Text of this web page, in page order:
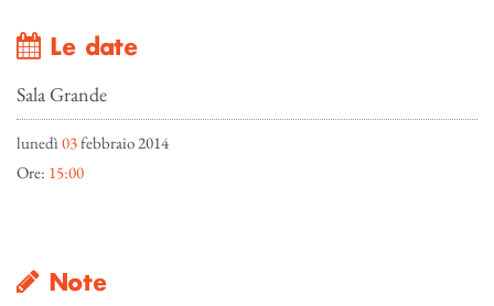
Le date
Sala Grande
lunedì 03febbraio 2014
Ore: 15:00
Note